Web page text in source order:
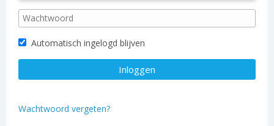
Automatisch ingelogd blijven
Wachtwoord vergeten?